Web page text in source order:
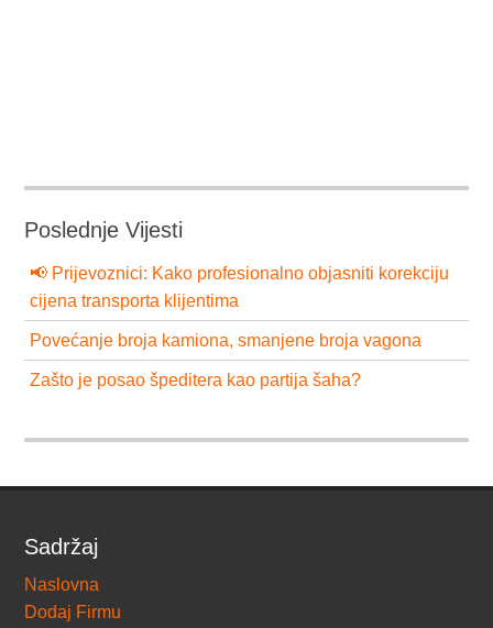
Poslednje Vijesti
📢 Prijevoznici: Kako profesionalno objasniti korekciju
cijena transporta klijentima
Povećanje broja kamiona, smanjene broja vagona
Zašto je posao špeditera kao partija šaha?
Sadržaj
Naslovna
Dodaj Firmu